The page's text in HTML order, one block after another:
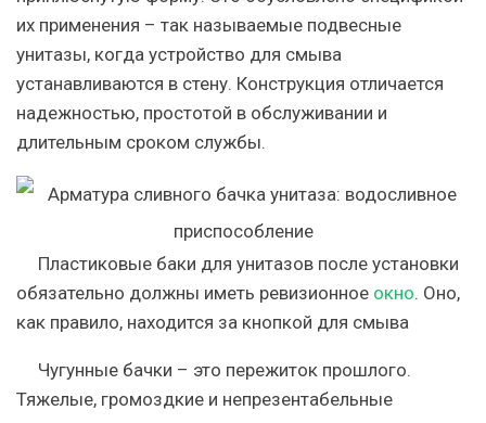
их применения – так называемые подвесные
унитазы, когда устройство для смыва
устанавливаются в стену. Конструкция отличается
надежностью, простотой в обслуживании и
длительным сроком службы.
Пластиковые баки для унитазов после установки
обязательно должны иметь ревизионное окно. Оно,
как правило, находится за кнопкой для смыва
Чугунные бачки – это пережиток прошлого.
Тяжелые, громоздкие и непрезентабельные